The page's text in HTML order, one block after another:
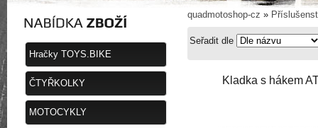
Hračky TOYS.BIKE
ČTYŘKOLKY
MOTOCYKLY
quadmotoshop-cz »
Seřadit dle
Kladka s hákem